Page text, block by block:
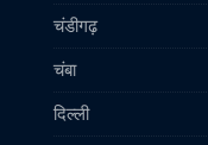
चंडीगढ़
चंबा
दिल्ली